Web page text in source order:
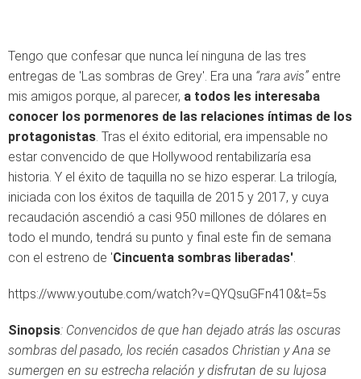
Tengo que confesar que nunca leí ninguna de las tres
entregas de 'Las sombras de Grey'. Era una “rara avis”entre
mis amigos porque, al parecer, a todos les interesaba
conocer los pormenores de las relaciones íntimas de los
protagonistas. Tras el éxito editorial, era impensable no
estar convencido de que Hollywood rentabilizaría esa
historia. Y el éxito de taquilla no se hizo esperar. La trilogía,
iniciada con los éxitos de taquilla de 2015 y 2017, y cuya
recaudación ascendió a casi 950 millones de dólares en
todo el mundo, tendrá su punto y final este fin de semana
con el estreno de 'Cincuenta sombras liberadas'.
https://www.youtube.com/watch?v=QYQsuGFn410&t=5s
Sinopsis: Convencidos de que han dejado atrás las oscuras
sombras del pasado, los recién casados Christian y Ana se
sumergen en su estrecha relación y disfrutan de su lujosa